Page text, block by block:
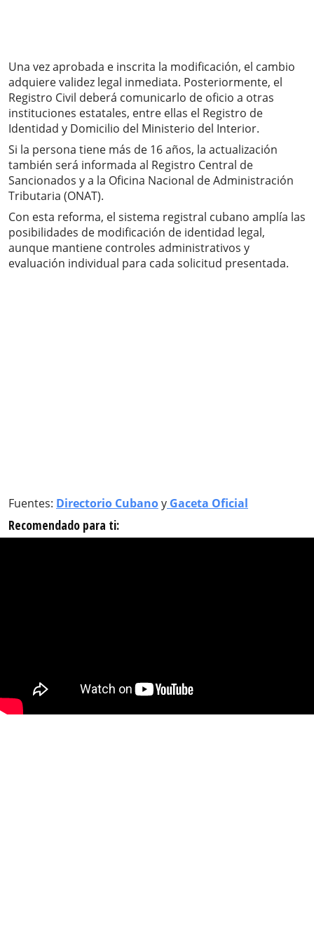
Una vez aprobada e inscrita la modificación, el cambio
adquiere validez legal inmediata. Posteriormente, el
Registro Civil deberá comunicarlo de oficio a otras
instituciones estatales, entre ellas el Registro de
Identidad y Domicilio del Ministerio del Interior.
Si la persona tiene más de 16 años, la actualización
también será informada al Registro Central de
Sancionados y a la Oficina Nacional de Administración
Tributaria (ONAT).
Con esta reforma, el sistema registral cubano amplía las
posibilidades de modificación de identidad legal,
aunque mantiene controles administrativos y
evaluación individual para cada solicitud presentada.
Fuentes: Directorio Cubanoy Gaceta Oficial
Recomendado para ti: